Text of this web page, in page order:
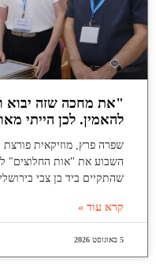
"את מחכה שזה
להאמין. לכן הייתי
שפרה פרץ, מוזיקאית פורצת
שהתקיים ביד בן צבי
קרא עוד »
5 באוגוסט 2026